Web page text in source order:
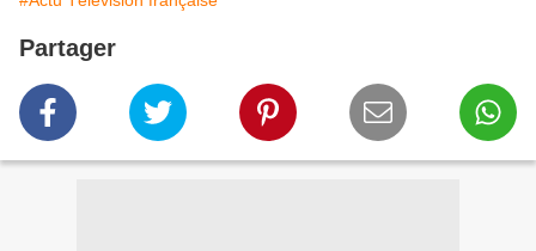
Partager